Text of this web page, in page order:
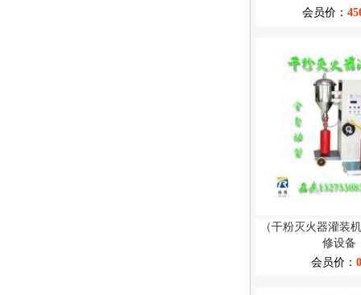
会员价：
（干粉灭火器灌装
修设备
会员价：